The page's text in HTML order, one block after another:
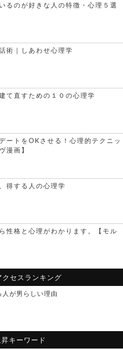
るのが好きな人の特徴・心理５選
術｜しあわせ心理学
て直すための１０の心理学
ートをOKさせる！心理的テクニッ
漫画】
得する人の心理学
性格と心理がわかります。【モル
クセスランキング
が男らしい理由
昇キーワード